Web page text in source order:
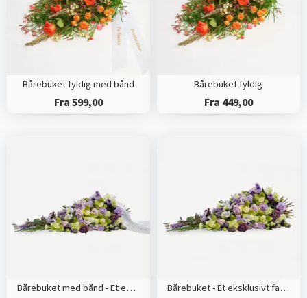
Bårebuket fyldig med bånd
Fra 599,00
Bårebuket fyldig
Fra 449,00
Bårebuket med bånd - Et eksklusivt farvel Bårebuket - Et eksklusivt farvel